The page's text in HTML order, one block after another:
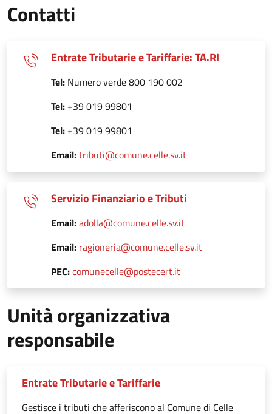
Contatti
Entrate Tributarie e Tariffarie: TA.RI
Tel: Numero verde 800 190 002
Tel: +39 019 99801
Tel: +39 019 99801
Email:tributi@comune.celle.sv.it
Servizio Finanziario e Tributi
Email:adolla@comune.celle.sv.it
Email: ragioneria@comune.celle.sv.it
PEC:comunecelle@postecert.it
Unità organizzativa
responsabile
Entrate Tributarie e Tariffarie
Gestisce i tributi che afferiscono al Comune di Celle